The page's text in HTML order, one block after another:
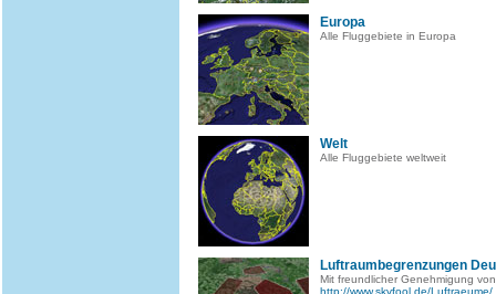
Europa
Alle Fluggebiete in Europa
Welt
Alle Fluggebiete weltweit
Luftraumbegrenzungen
Mit freundlicher Genehmigung
http://www.skyfool.de/Luftraeume/